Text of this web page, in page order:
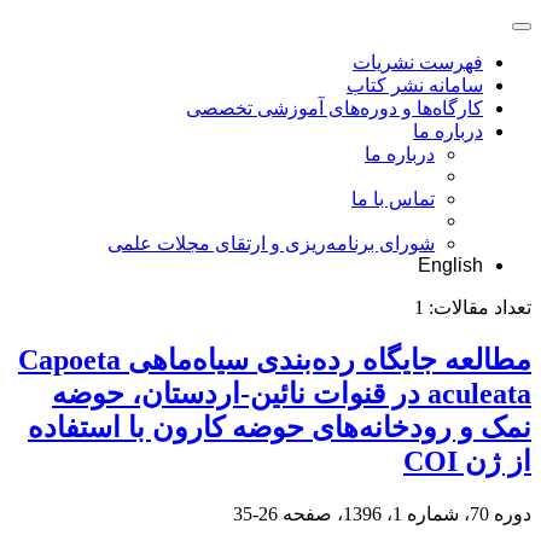
فهرست نشریات
سامانه نشر کتاب
کارگاه‌ها و دوره‌های آموزشی تخصصی
درباره ما
درباره ما
تماس با ما
شورای برنامه‌ریزی و ارتقای مجلات علمی
English
تعداد مقالات: 1
مطالعه جایگاه رده‌بندی سیاه‌ماهی Capoeta
aculeata در قنوات نائین-اردستان، حوضه
نمک و رودخانه‌های حوضه کارون با استفاده
از ژن COI
دوره 70، شماره 1، 1396، صفحه 26-35